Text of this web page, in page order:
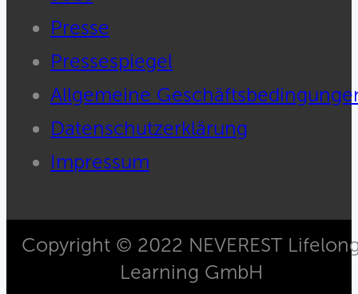
Presse
Pressespiegel
Allgemeine
Datenschutzerklärung
Impressum
Copyright © 2022 NEVEREST
Learning GmbH